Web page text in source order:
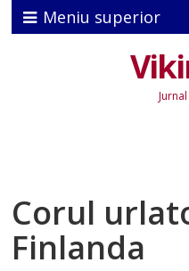
Meniu superior
Corul
Finlanda